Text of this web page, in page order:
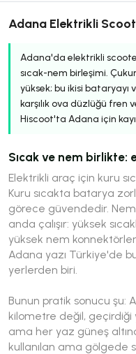
Adana Elektrikli
Adana'da elektrikli
sıcak-nem birleşimi.
yüksek; bu ikisi bataryayı
karşılık ova düzlüğü
Hiscoot'ta Adana için
Sıcak ve nem birlikte:
Elektrikli araç için kuru
Kuru sıcakta batarya
görece güvendedir.
anda çalışır: yüksek
yüksek nem
Adana yazı Türkiye'de
yerlerden biri.
Bunun pratik sonucu şu:
kilometre değil, geçirdiği
ama her yaz güneş
kullanılan ama gölgede